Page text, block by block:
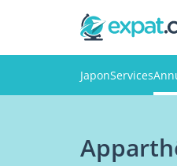
JaponServices